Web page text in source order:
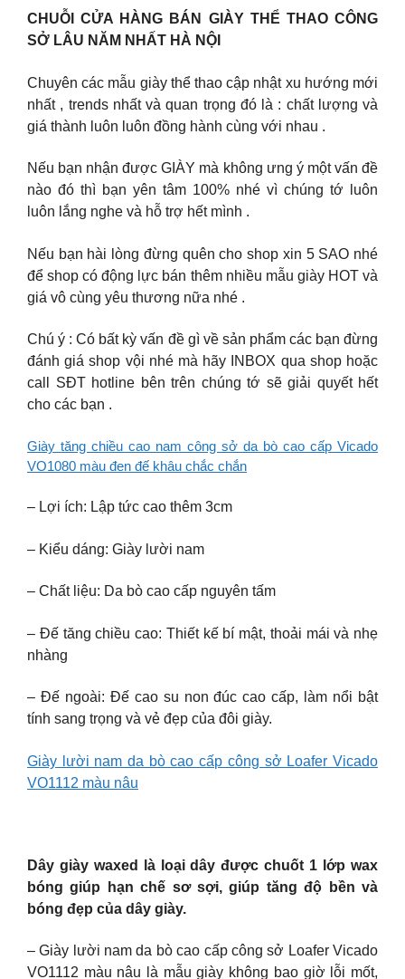
CHUỖI CỬA HÀNG BÁN GIÀY THỂ THAO CÔNG
SỞ LÂU NĂM NHẤT HÀ NỘI
Chuyên các mẫu giày thể thao cập nhật xu hướng mới
nhất , trends nhất và quan trọng đó là : chất lượng và
giá thành luôn luôn đồng hành cùng với nhau .
Nếu bạn nhận được GIÀY mà không ưng ý một vấn đề
nào đó thì bạn yên tâm 100% nhé vì chúng tớ luôn
luôn lắng nghe và hỗ trợ hết mình .
Nếu bạn hài lòng đừng quên cho shop xin 5 SAO nhé
để shop có động lực bán thêm nhiều mẫu giày HOT và
giá vô cùng yêu thương nữa nhé .
Chú ý : Có bất kỳ vấn đề gì về sản phẩm các bạn đừng
đánh giá shop vội nhé mà hãy INBOX qua shop hoặc
call SĐT hotline bên trên chúng tớ sẽ giải quyết hết
cho các bạn .
Giày tăng chiều cao nam công sở da bò cao cấp Vicado
VO1080 màu đen đế khâu chắc chắn
– Lợi ích: Lập tức cao thêm 3cm
– Kiểu dáng: Giày lười nam
– Chất liệu: Da bò cao cấp nguyên tấm
– Đế tăng chiều cao: Thiết kế bí mật, thoải mái và nhẹ
nhàng
– Đế ngoài: Đế cao su non đúc cao cấp, làm nổi bật
tính sang trọng và vẻ đẹp của đôi giày.
Giày lười nam da bò cao cấp công sở Loafer Vicado
VO1112 màu nâu
Dây giày waxed là loại dây được chuốt 1 lớp wax
bóng giúp hạn chế sơ sợi, giúp tăng độ bền và
bóng đẹp của dây giày.
– Giày lười nam da bò cao cấp công sở Loafer Vicado
VO1112 màu nâu là mẫu giày không bao giờ lỗi mốt,